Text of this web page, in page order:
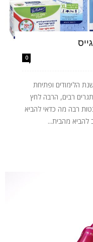
0
הלימודים ופתיחת
רבים, הרבה לחץ
רבה מה כדאי להביא
להביא מהבית...